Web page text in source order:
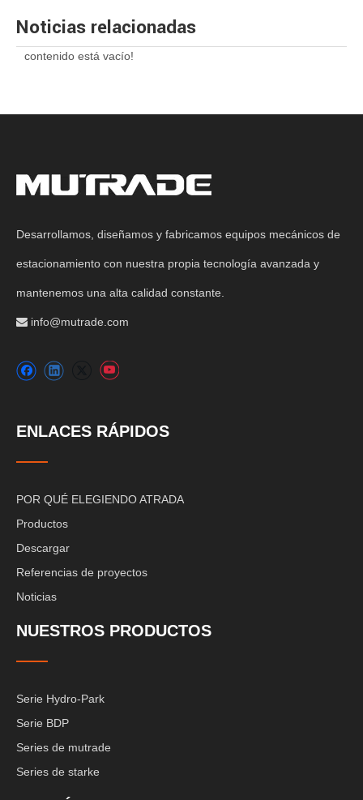
Noticias relacionadas
contenido está vacío!
Desarrollamos, diseñamos y fabricamos equipos mecánicos de
estacionamiento con nuestra propia tecnología avanzada y
mantenemos una alta calidad constante.
 info@mutrade.com
ENLACES RÁPIDOS
POR QUÉ ELEGIENDO ATRADA
Productos
Descargar
Referencias de proyectos
Noticias
NUESTROS PRODUCTOS
Serie Hydro-Park
Serie BDP
Series de mutrade
Series de starke